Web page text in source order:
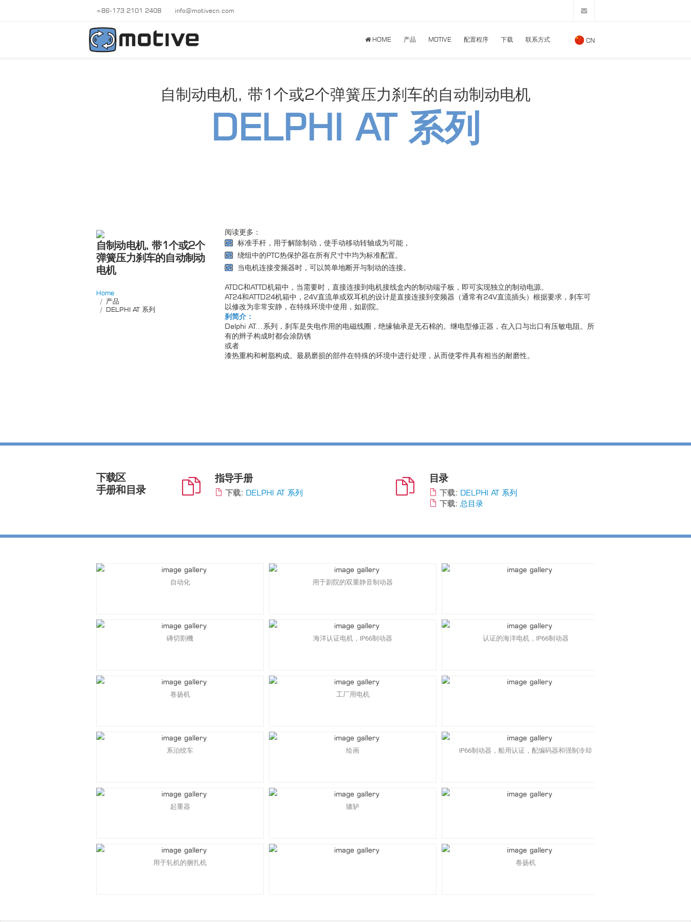
+86-173 2101 2408 info@motivecn.com
CN
HOME 产品 MOTIVE 配置程序 下载 联系方式
自制动电机, 带1个或2个弹簧压力刹车的自动制动电机
DELPHI AT 系列
自制动电机, 带1个或2个
弹簧压力刹车的自动制动
电机
Home
产品
DELPHI AT 系列
阅读更多：
标准手杆，用于解除制动，使手动移动转轴成为可能，
绕组中的PTC热保护器在所有尺寸中均为标准配置。
当电机连接变频器时，可以简单地断开与制动的连接。
ATDC和ATTD机箱中，当需要时，直接连接到电机接线盒内的制动端子板，即可实现独立的制动电源。
AT24和ATTD24机箱中，24V直流单或双耳机的设计是直接连接到变频器（通常有24V直流插头）根据要求，刹车可
以修改为非常安静，在特殊环境中使用，如剧院。
刹简介：
Delphi AT...系列，刹车是失电作用的电磁线圈，绝缘轴承是无石棉的。继电型修正器，在入口与出口有压敏电阻。所
有的辫子构成时都会涂防锈
或者
漆热重构和树脂构成。最易磨损的部件在特殊的环境中进行处理，从而使零件具有相当的耐磨性。
下载区
手册和目录
指导手册
下载: DELPHI AT 系列
目录
下载: DELPHI AT 系列
下载: 总目录
自动化 用于剧院的双重静音制动器
磚切割機 海洋认证电机，IP66制动器 认证的海洋电机，IP66制动器
卷扬机 工厂用电机
系泊绞车 绘画 IP66制动器，船用认证，配编码器和强制冷却
起重器 辘轳
用于轧机的捆扎机 卷扬机